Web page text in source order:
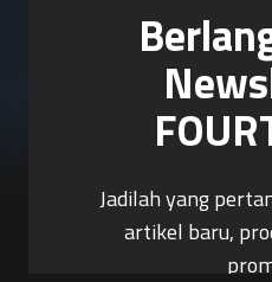
Jadilah yang
artikel baru,